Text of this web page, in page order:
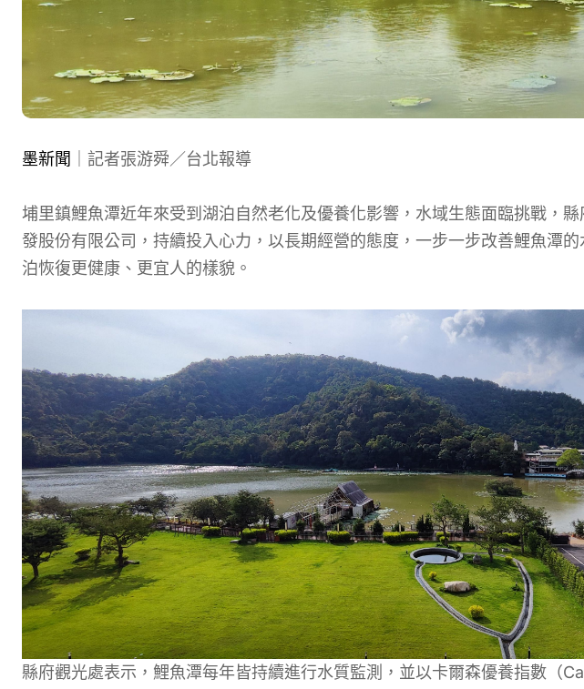
墨新聞 ｜記者張游舜／台北報導
埔里鎮鯉魚潭近年來受到湖泊自然老化及優養化影響，水域生態面臨挑戰，
發股份有限公司，持續投入心力，以長期經營的態度，一步一步改善鯉魚潭
泊恢復更健康、更宜人的樣貌。
縣府觀光處表示，鯉魚潭每年皆持續進行水質監測，並以卡爾森優養指數（